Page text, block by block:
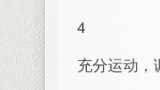
4
充分运动，